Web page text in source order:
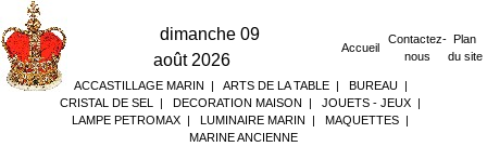
dimanche 09
août 2026
Accueil
Contactez-
nous
Plan
du site
ACCASTILLAGE MARIN | ARTS DE LA TABLE| BUREAU|
CRISTAL DE SEL
| DECORATION MAISON | JOUETS - JEUX |
LAMPE PETROMAX | LUMINAIRE MARIN | MAQUETTES |
MARINE ANCIENNE